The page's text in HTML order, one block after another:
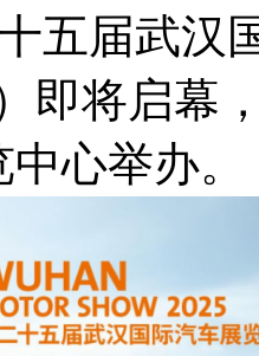
届武汉
即将启幕
心举办。